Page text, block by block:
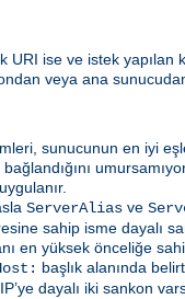
URI ise ve istek
veya ana
sunucunun en iyi
ServerAlias ve
sahip isme dayalı
en yüksek önceliğe
başlık alanında
dayalı iki sankon